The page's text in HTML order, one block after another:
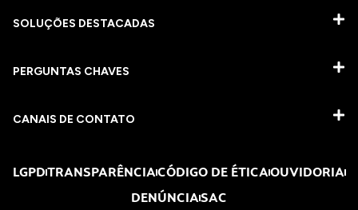
SOLUÇÕES DESTACADAS
PERGUNTAS CHAVES​
CANAIS DE CONTATO
LGPDTRANSPARÊNCIACÓDIGO DE ÉTICAOUVIDORIA
DENÚNCIASAC